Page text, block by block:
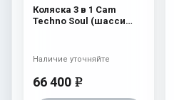
Коляска 3 в 1 Cam
Techno Soul (шасси
66 400 e
Наличие уточняйте